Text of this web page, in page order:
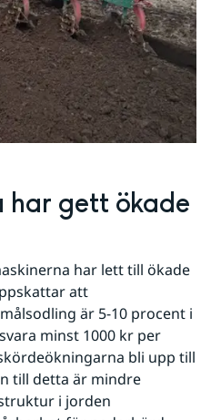
har gett ökade
har lett till ökade
att
är 5-10 procent i
minst 1000 kr per
bli upp till
till detta är mindre
i jorden